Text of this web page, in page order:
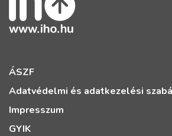
ÁSZF
Adatvédelmi és adatkezelési
Impresszum
GYIK